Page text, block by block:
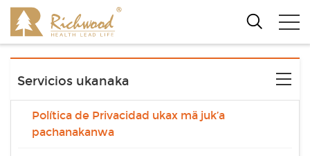
Servicios ukanaka
Política de Privacidad ukax mä juk’a
pachanakanwa